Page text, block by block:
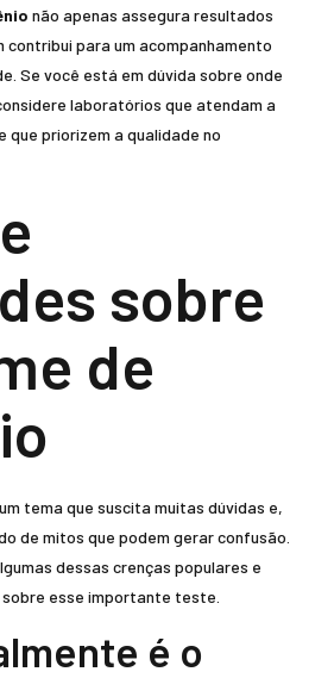
não apenas assegura resultados
contribui para um acompanhamento
Se você está em dúvida sobre onde
laboratórios que atendam a
que priorizem a qualidade no
sobre
de
tema que suscita muitas dúvidas e,
de mitos que podem gerar confusão.
dessas crenças populares e
esse importante teste.
é o